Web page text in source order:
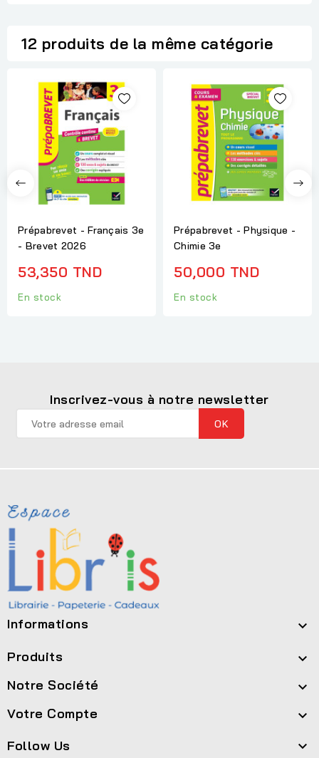
12 produits de la même catégorie
Prépabrevet - Français 3e
- Brevet 2026
53,350 TND
En stock
Prépabrevet - Physique -
Chimie 3e
50,000 TND
En stock
Inscrivez-vous à notre newsletter
Informations 
Produits 
Notre Société 
Votre Compte 
Follow Us 